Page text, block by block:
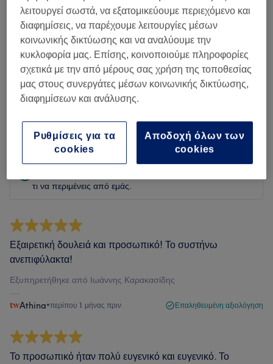
Προσωπικό
Φιλτράρισμα κριτικών
Αξιολόγηση Φίλτρα με βάση βαθμολογία
Επαληθευμένες κριτικές
τι να περιμένεις από εμάς.
Εξαιρετική δουλειά και προσωπικό! Το συστήνω
ανεπιφύλακτα!
Εξυπηρετήθηκε από Ιωάννης Καρακασίδης
Athina•περίπου 1 μήνας πριν Επαληθευμένη αξιολόγηση
Το προσωπικό ήταν πολύ ευγενικό και ευγενικό. Το
λειτουργεί σωστά, να εξατομικεύουμε περιεχόμενο και
διαφημίσεις, να παρέχουμε λειτουργίες μέσων
κοινωνικής δικτύωσης και να αναλύουμε την
κυκλοφορία μας. Επίσης, κοινοποιούμε πληροφορίες
σχετικά με την από μέρους σας χρήση της τοποθεσίας
μας στους συνεργάτες μέσων κοινωνικής δικτύωσης,
διαφημίσεων και ανάλυσης.
Αποδοχή όλων των
cookies
Ρυθμίσεις για τα
cookies